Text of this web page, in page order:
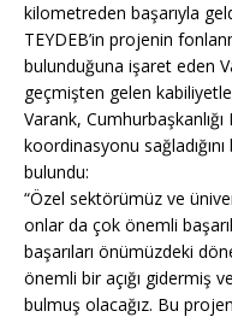
kilometreden başarıyla
TEYDEB’in projenin
bulunduğuna işaret eden
geçmişten gelen
Varank,
koordinasyonu
bulundu:
“Özel sektörümüz ve
onlar da çok önemli
başarıları önümüzdeki
önemli bir açığı gidermiş
bulmuş olacağız. Bu